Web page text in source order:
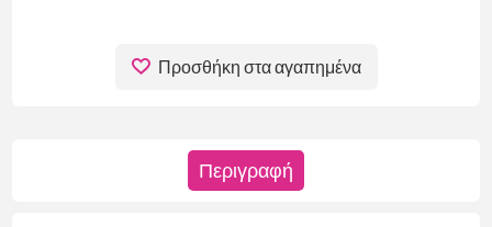
Προσθήκη στα αγαπημένα
Περιγραφή